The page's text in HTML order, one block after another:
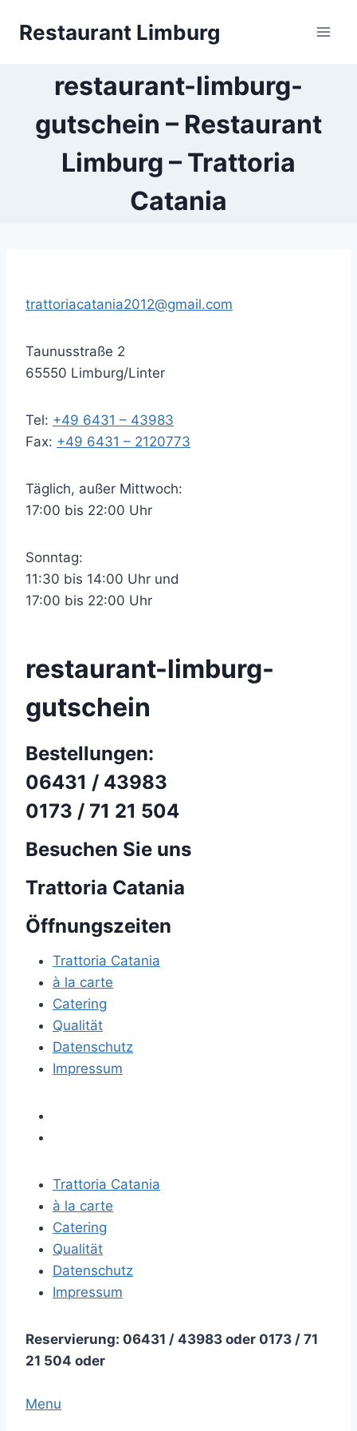
InhaltRestaurant Limburg
restaurant-limburg-
gutschein – Restaurant
Limburg – Trattoria
Catania
trattoriacatania2012@gmail.com
Taunusstraße 2
65550 Limburg/Linter
Tel: +49 6431 – 43983
Fax: +49 6431 – 2120773
Täglich, außer Mittwoch:
17:00 bis 22:00 Uhr
Sonntag:
11:30 bis 14:00 Uhr und
17:00 bis 22:00 Uhr
restaurant-limburg-
gutschein
Bestellungen:
06431 / 43983
0173 / 71 21 504
Besuchen Sie uns
Trattoria Catania
Öffnungszeiten
Trattoria Catania
à la carte
Catering
Qualität
Datenschutz
Impressum
Trattoria Catania
à la carte
Catering
Qualität
Datenschutz
Impressum
Reservierung: 06431 / 43983 oder 0173 / 71
21 504 oder
Menu